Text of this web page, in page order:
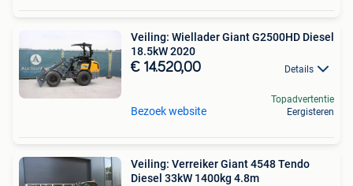
Veiling: Wiellader Giant G2500HD Diesel
18.5kW 2020
€ 14.520,00 Details
Bezoek website
Topadvertentie
Eergisteren
Veiling: Verreiker Giant 4548 Tendo
Diesel 33kW 1400kg 4.8m